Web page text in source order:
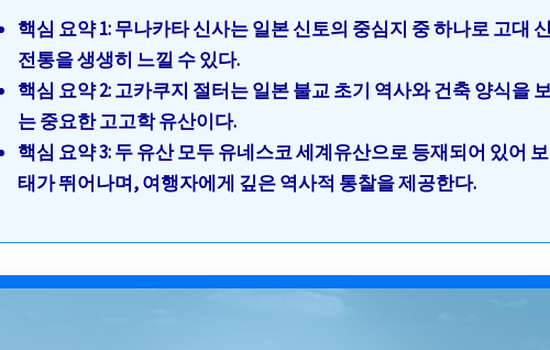
핵심 요약 1: 무나카타 신사는 일본 신토의 중심지 중 하나로 고대
전통을 생생히 느낄 수 있다.
핵심 요약 2: 고카쿠지 절터는 일본 불교 초기 역사와 건축 양식을
는 중요한 고고학 유산이다.
핵심 요약 3: 두 유산 모두 유네스코 세계유산으로 등재되어 있어
태가 뛰어나며, 여행자에게 깊은 역사적 통찰을 제공한다.